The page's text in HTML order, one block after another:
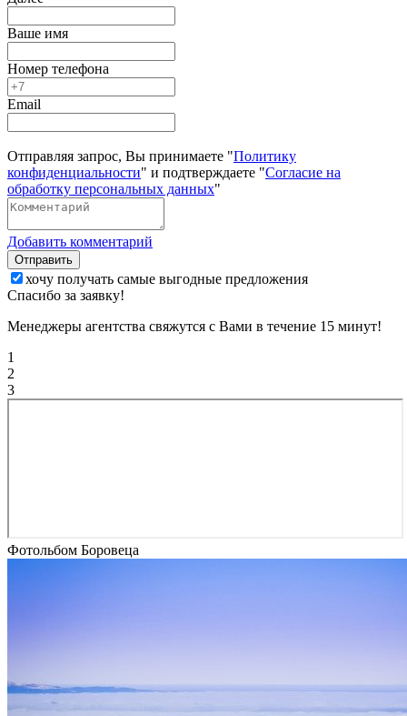
Ваше имя
Номер телефона
Email
Отправляя запрос, Вы принимаете "Политику
конфиденциальности" и подтверждаете "Согласие на
обработку персональных данных"
Добавить комментарий
Отправить
хочу получать самые выгодные предложения
Спасибо за заявку!
Менеджеры агентства свяжутся с Вами в течение 15 минут!
1
2
3
Фотольбом Боровеца